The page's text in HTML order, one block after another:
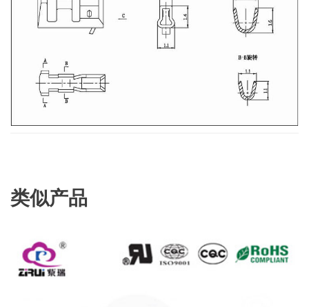
类似产品
查看